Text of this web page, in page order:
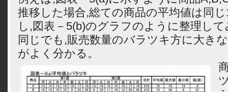
推移した場合,総ての商品の平均値は同
し,図表－5(b)のグラフのように整理し
同じでも,販売数量のバラツキ方に大き
がよく分かる。